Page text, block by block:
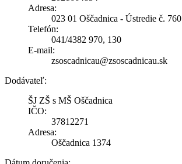
Adresa:
023 01 Oščadnica - Ústredie č. 760
Telefón:
041/4382 970, 130
E-mail:
zsoscadnicau@zsoscadnicau.sk
Dodávateľ:
ŠJ ZŠ s MŠ Oščadnica
IČO:
37812271
Adresa:
Oščadnica 1374